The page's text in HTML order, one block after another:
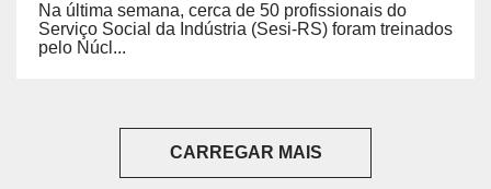
Na última semana, cerca de 50 profissionais do
Serviço Social da Indústria (Sesi-RS) foram treinados
pelo Núcl...
CARREGAR MAIS